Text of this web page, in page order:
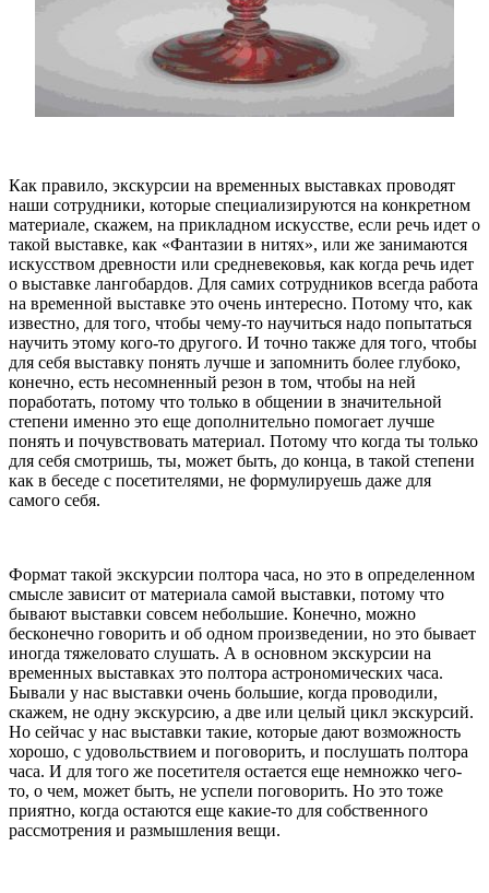
Как правило, экскурсии на временных выставках проводят
наши сотрудники, которые специализируются на конкретном
материале, скажем, на прикладном искусстве, если речь идет о
такой выставке, как «Фантазии в нитях», или же занимаются
искусством древности или средневековья, как когда речь идет
о выставке лангобардов. Для самих сотрудников всегда работа
на временной выставке это очень интересно. Потому что, как
известно, для того, чтобы чему-то научиться надо попытаться
научить этому кого-то другого. И точно также для того, чтобы
для себя выставку понять лучше и запомнить более глубоко,
конечно, есть несомненный резон в том, чтобы на ней
поработать, потому что только в общении в значительной
степени именно это еще дополнительно помогает лучше
понять и почувствовать материал. Потому что когда ты только
для себя смотришь, ты, может быть, до конца, в такой степени
как в беседе с посетителями, не формулируешь даже для
самого себя.
Формат такой экскурсии полтора часа, но это в определенном
смысле зависит от материала самой выставки, потому что
бывают выставки совсем небольшие. Конечно, можно
бесконечно говорить и об одном произведении, но это бывает
иногда тяжеловато слушать. А в основном экскурсии на
временных выставках это полтора астрономических часа.
Бывали у нас выставки очень большие, когда проводили,
скажем, не одну экскурсию, а две или целый цикл экскурсий.
Но сейчас у нас выставки такие, которые дают возможность
хорошо, с удовольствием и поговорить, и послушать полтора
часа. И для того же посетителя остается еще немножко чего-
то, о чем, может быть, не успели поговорить. Но это тоже
приятно, когда остаются еще какие-то для собственного
рассмотрения и размышления вещи.